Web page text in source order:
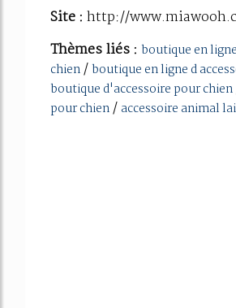
Site : http://
Thèmes liés : boutique en
chien/boutique en ligne d
boutique d'accessoire pour chien
pour chien/ accessoire animal